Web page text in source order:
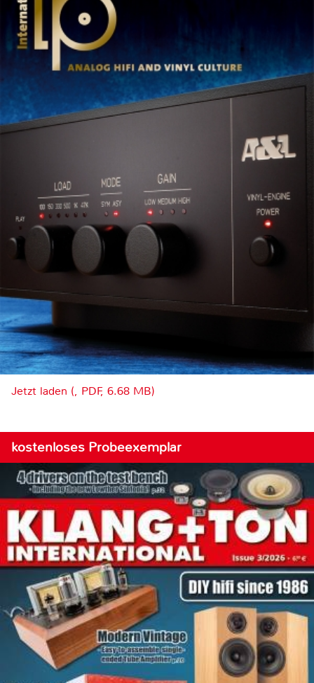
Jetzt laden (, PDF, 6.68 MB)
kostenloses Probeexemplar